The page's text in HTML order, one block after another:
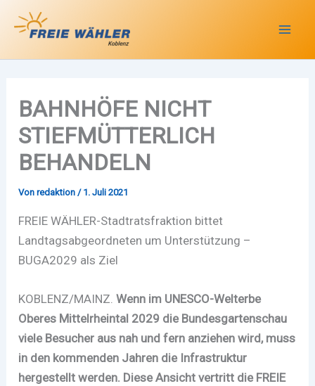
Inhalt
BAHNHÖFE NICHT
STIEFMÜTTERLICH
BEHANDELN
Vonredaktion/ 1. Juli 2021
FREIE WÄHLER-Stadtratsfraktion bittet
Landtagsabgeordneten um Unterstützung –
BUGA2029 als Ziel
KOBLENZ/MAINZ.Wenn im UNESCO-Welterbe
Oberes Mittelrheintal 2029 die Bundesgartenschau
viele Besucher aus nah und fern anziehen wird, muss
in den kommenden Jahren die Infrastruktur
hergestellt werden. Diese Ansicht vertritt die FREIE